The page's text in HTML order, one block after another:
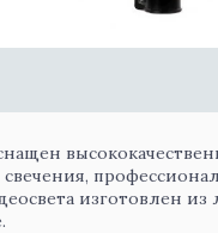
изготовлен